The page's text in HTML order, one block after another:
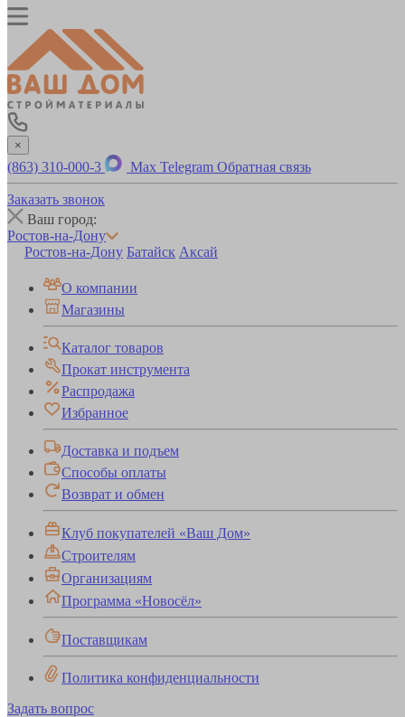
×
(863) 310-000-3 Max Telegram Обратная связь
Заказать звонок
Ваш город:
Ростов-на-Дону
Ростов-на-Дону Батайск Аксай
О компании
Магазины
Каталог товаров
Прокат инструмента
Распродажа
Избранное
Доставка и подъем
Способы оплаты
Возврат и обмен
Клуб покупателей «Ваш Дом»
Строителям
Организациям
Программа «Новосёл»
Поставщикам
Политика конфиденциальности
Задать вопрос